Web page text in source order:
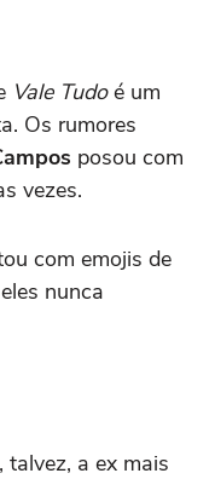
Vale Tudoé um
Os rumores
posou com
vezes.
com emojis de
nunca
talvez, a ex mais